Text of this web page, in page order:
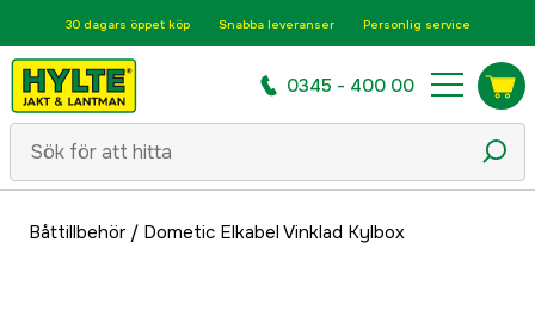
30 dagars öppet köp Snabba leveranser Personlig service
0345 - 400 00
Båttillbehör/ Dometic Elkabel Vinklad Kylbox